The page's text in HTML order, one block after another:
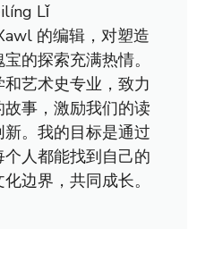
Lǐ
的编辑，对塑造
的探索充满热情。
艺术史专业，致力
事，激励我们的读
。我的目标是通过
人都能找到自己的
边界，共同成长。